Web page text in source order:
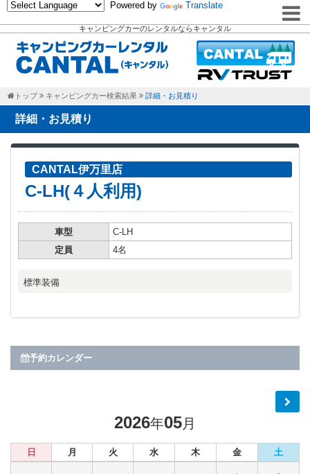
キャンピングカーのレンタルならキャンタル
Powered by Translate
トップ キャンピングカー検索結果 詳細・お見積り
詳細・お見積り
CANTAL伊万里店
C-LH(４人利用)
車型
C-LH
定員
4名
標準装備
予約カレンダー
2026年05月
日 月 火 水 木 金 土